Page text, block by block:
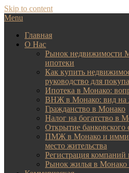
Skip to content
Menu
Главная
О Нас
Рынок недвижимости
ипотеки
Как купить
руководство для
Ипотека в Монако:
ВНЖ в Монако: вид на
Гражданство в Монако
Налог на богатство в
Открытие банковского
ПМЖ в Монако и
место жительства
Регистрация
Рынок жилья в Монако